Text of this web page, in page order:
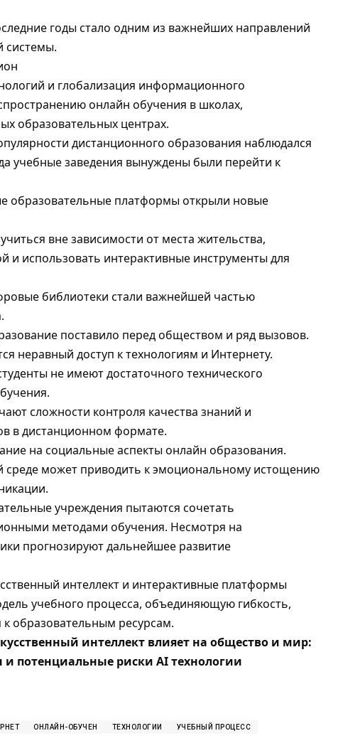
годы стало одним из важнейших направлений
системы.
и глобализация информационного
онлайн обучения в школах,
образовательных центрах.
дистанционного образования наблюдался
учебные заведения вынуждены были перейти к
образовательные платформы открыли новые
вне зависимости от места жительства,
и использовать интерактивные инструменты для
библиотеки стали важнейшей частью
поставило перед обществом и ряд вызовов.
неравный доступ к технологиям и Интернету.
не имеют достаточного технического
сложности контроля качества знаний и
в дистанционном формате.
на социальные аспекты онлайн образования.
среде может приводить к эмоциональному истощению
учреждения пытаются сочетать
методами обучения. Несмотря на
прогнозируют дальнейшее развитие
интеллект и интерактивные платформы
учебного процесса, объединяющую гибкость,
образовательным ресурсам.
интеллект влияет на общество и мир:
потенциальные риски AI технологии
ОНЛАЙН-ОБУЧЕН ТЕХНОЛОГИИ
УЧЕБНЫЙ ПРОЦЕСС